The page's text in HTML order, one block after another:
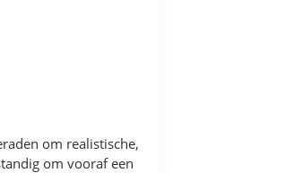
om realistische,
om vooraf een